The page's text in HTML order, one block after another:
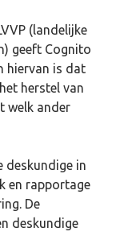
(landelijke
geeft Cognito
hiervan is dat
herstel van
welk ander
deskundige in
en rapportage
De
deskundige